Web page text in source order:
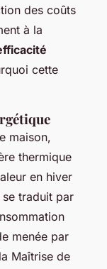
des coûts
à la
cette
maison,
thermique
en hiver
traduit par
menée par
Maîtrise de